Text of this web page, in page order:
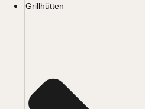
Grillhütten